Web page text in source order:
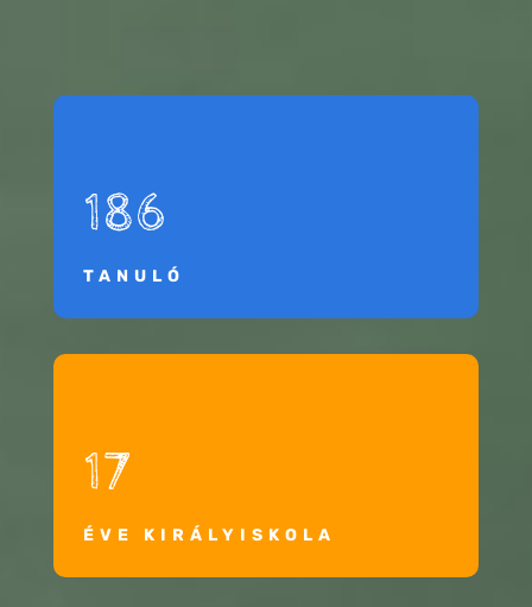
186
TANULÓ
17
ÉVE KIRÁLYISKOLA